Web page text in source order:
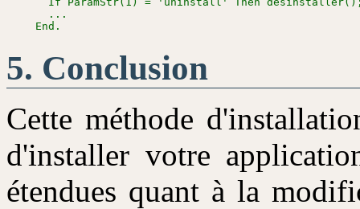
    ...
Conclusion
Cette méthode
d'installer votre
étendues quant à la